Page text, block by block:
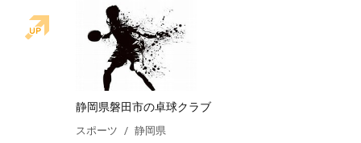
静岡県磐田市の卓球クラブ
スポーツ 静岡県